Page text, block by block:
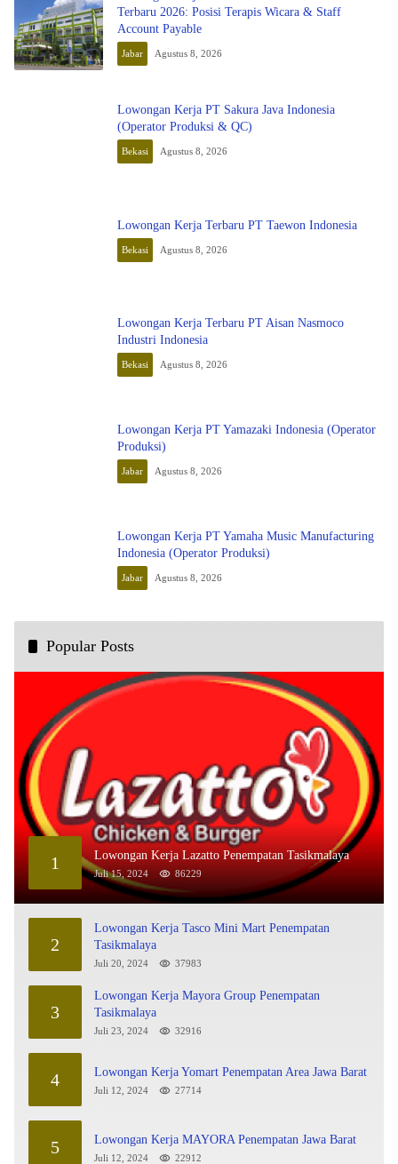
Terbaru 2026: Posisi Terapis Wicara & Staff
Account Payable
Jabar Agustus 8, 2026
Lowongan Kerja PT Sakura Java Indonesia
(Operator Produksi & QC)
Bekasi Agustus 8, 2026
Lowongan Kerja Terbaru PT Taewon Indonesia
Bekasi Agustus 8, 2026
Lowongan Kerja Terbaru PT Aisan Nasmoco
Industri Indonesia
Bekasi Agustus 8, 2026
Lowongan Kerja PT Yamazaki Indonesia (Operator
Produksi)
Jabar Agustus 8, 2026
Lowongan Kerja PT Yamaha Music Manufacturing
Indonesia (Operator Produksi)
Jabar Agustus 8, 2026
Popular Posts
1 Lowongan Kerja Lazatto Penempatan Tasikmalaya
Juli 15, 2024 86229
2
Lowongan Kerja Tasco Mini Mart Penempatan
Tasikmalaya
Juli 20, 2024 37983
3
Lowongan Kerja Mayora Group Penempatan
Tasikmalaya
Juli 23, 2024 32916
4 Lowongan Kerja Yomart Penempatan Area Jawa Barat
Juli 12, 2024 27714
5 Lowongan Kerja MAYORA Penempatan Jawa Barat
Juli 12, 2024 22912